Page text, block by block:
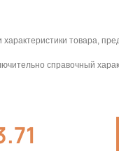
характеристики товара,
справочный